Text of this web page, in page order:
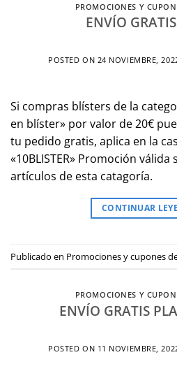
PROMOCIONES Y
ENVÍO
POSTED ON 24 NOVIEMBRE,
Si compras blísters de la
en blíster» por valor de 20€
tu pedido gratis, aplica en la
«10BLISTER» Promoción
artículos de esta catagoría.
CONTINUAR
Publicado en Promociones y cupones
PROMOCIONES Y
ENVÍO GRATIS
POSTED ON 11 NOVIEMBRE,